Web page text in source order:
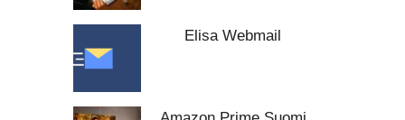
Elisa Webmail